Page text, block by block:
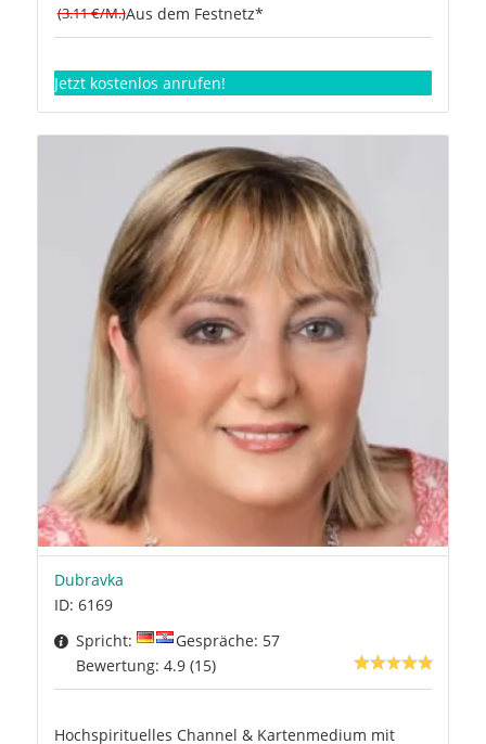
(3.11 €/M.)Aus dem Festnetz*
Jetzt kostenlos anrufen!
Dubravka
ID: 6169
Spricht:
Gespräche: 57
Bewertung: 4.9 (15)
Hochspirituelles Channel & Kartenmedium mit